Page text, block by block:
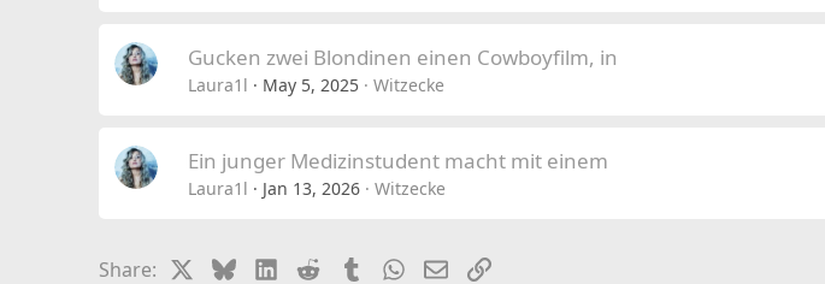
Gucken zwei Blondinen einen Cowboyfilm, in
Laura1l May 5, 2025 Witzecke
Ein junger Medizinstudent macht mit einem
Laura1l Jan 13, 2026 Witzecke
Share: BlueskyLinkedIn
Reddit TumblrWhatsApp
EmailLink